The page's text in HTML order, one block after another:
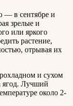
— в сентябре и
зрелые и
или яркого
растение,
отрывая их
и сухом
ягод. Лучший
около 2-